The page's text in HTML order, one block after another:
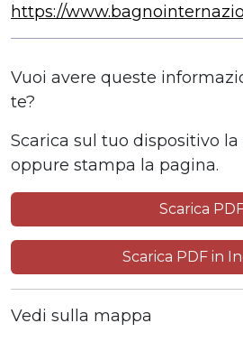
https://
Vuoi avere queste
te?
Scarica sul tuo dispositivo la
oppure stampa la pagina.
Scarica
Scarica PDF in
Vedi sulla mappa